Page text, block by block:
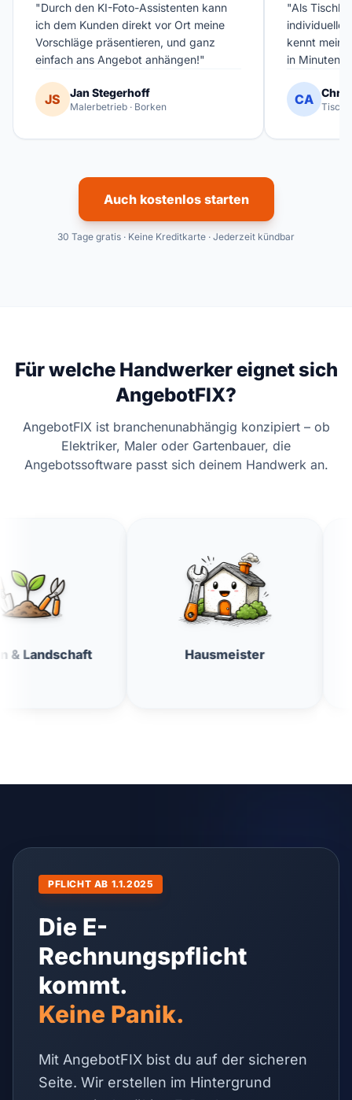
"Durch den KI-Foto-Assistenten kann
ich dem Kunden direkt vor Ort meine
Vorschläge präsentieren, und ganz
einfach ans Angebot anhängen!"
JS Jan Stegerhoff
Malerbetrieb · Borken
"Als
individuelle
kennt
in Minuten
CA
Auch kostenlos starten
30 Tage gratis · Keine Kreditkarte · Jederzeit kündbar
Für welche Handwerker eignet sich
AngebotFIX?
AngebotFIX ist branchenunabhängig konzipiert – ob
Elektriker, Maler oder Gartenbauer, die
Angebotssoftware passt sich deinem Handwerk an.
PFLICHT AB 1.1.2025
Die E-
Rechnungspflicht
kommt.
Keine Panik.
Mit AngebotFIX bist du auf der sicheren
Seite. Wir erstellen im Hintergrund